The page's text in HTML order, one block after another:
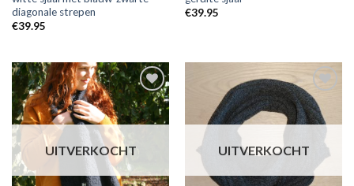
diagonale strepen
€39.95
€39.95
Toevoegen
aan
wensenlijst
UITVERKOCHT
Toevoegen
aan
wensenlijst
UITVERKOCHT